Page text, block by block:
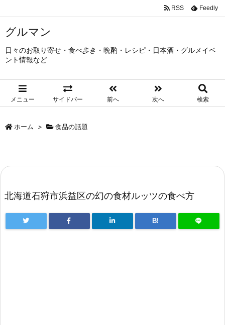
グルマン
日々のお取り寄せ・食べ歩き・晩酌・レシピ・日本酒・グルメイベ
ント情報など
メニュー サイドバー 前へ 次へ 検索
RSS Feedly
ホーム > 食品の話題
北海道石狩市浜益区の幻の食材ルッツの食べ方
B!